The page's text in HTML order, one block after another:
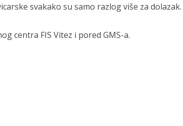
svakako su samo razlog više za dolazak.
centra FIS Vitez i pored GMS-a.